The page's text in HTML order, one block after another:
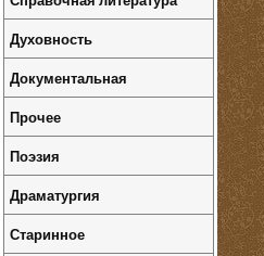
Духовность
Документальная
Прочее
Поэзия
Драматургия
Старинное